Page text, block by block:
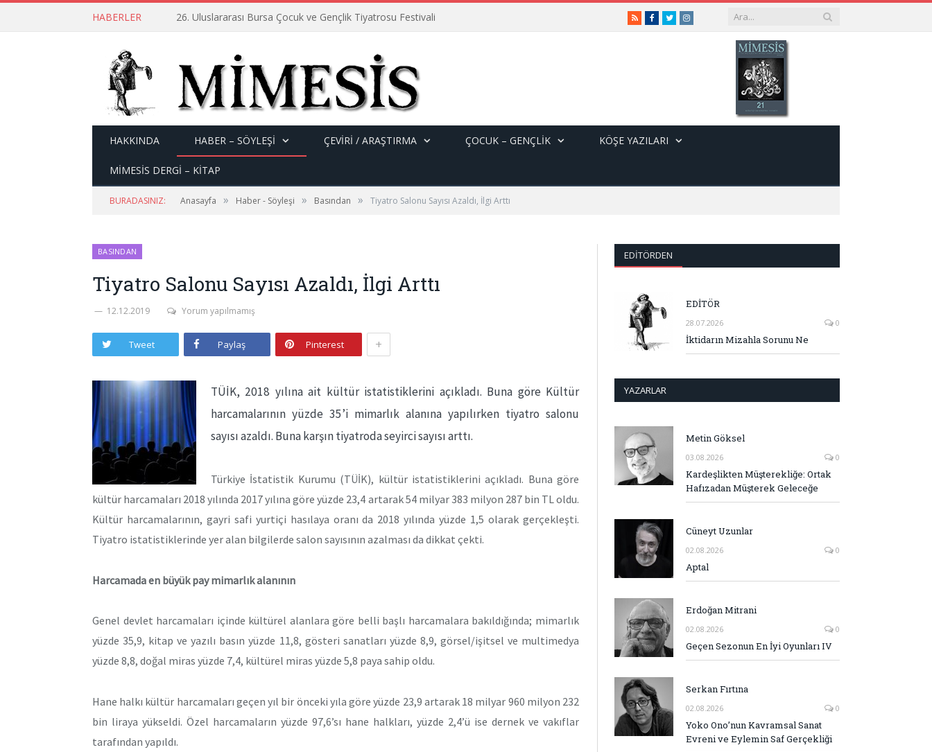
HABERLER 26. Uluslararası Bursa Çocuk ve Gençlik Tiyatrosu Festivali RSSFacebook
TwitterInstagram
HAKKINDA HABER – SÖYLEŞI ÇEVİRİ / ARAŞTIRMA ÇOCUK – GENÇLIK KÖŞE YAZILARI
MİMESİS DERGİ – KİTAP
BURADASINIZ: Anasayfa » Haber - Söyleşi » Basından » Tiyatro Salonu Sayısı Azaldı, İlgi Arttı
BASINDAN
Tiyatro Salonu Sayısı Azaldı, İlgi Arttı
12.12.2019 Yorum yapılmamış
Tweet Paylaş Pinterest +
TÜİK, 2018 yılına ait kültür istatistiklerini açıkladı. Buna göre Kültür
harcamalarının yüzde 35’i mimarlık alanına yapılırken tiyatro salonu
sayısı azaldı. Buna karşın tiyatroda seyirci sayısı arttı.
Türkiye İstatistik Kurumu (TÜİK), kültür istatistiklerini açıkladı. Buna göre
kültür harcamaları 2018 yılında 2017 yılına göre yüzde 23,4 artarak 54 milyar 383 milyon 287 bin TL oldu.
Kültür harcamalarının, gayri safi yurtiçi hasılaya oranı da 2018 yılında yüzde 1,5 olarak gerçekleşti.
Tiyatro istatistiklerinde yer alan bilgilerde salon sayısının azalması da dikkat çekti.
Harcamada en büyük pay mimarlık alanının
Genel devlet harcamaları içinde kültürel alanlara göre belli başlı harcamalara bakıldığında; mimarlık
yüzde 35,9, kitap ve yazılı basın yüzde 11,8, gösteri sanatları yüzde 8,9, görsel/işitsel ve multimedya
yüzde 8,8, doğal miras yüzde 7,4, kültürel miras yüzde 5,8 paya sahip oldu.
Hane halkı kültür harcamaları geçen yıl bir önceki yıla göre yüzde 23,9 artarak 18 milyar 960 milyon 232
bin liraya yükseldi. Özel harcamaların yüzde 97,6’sı hane halkları, yüzde 2,4’ü ise dernek ve vakıflar
tarafından yapıldı.
EDITÖRDEN
EDİTÖR
28.07.2026 0
İktidarın Mizahla Sorunu Ne
YAZARLAR
Metin Göksel
03.08.2026 0
Kardeşlikten Müşterekliğe: Ortak
Hafızadan Müşterek Geleceğe
Cüneyt Uzunlar
02.08.2026 0
Aptal
Erdoğan Mitrani
02.08.2026 0
Geçen Sezonun En İyi Oyunları IV
Serkan Fırtına
02.08.2026 0
Yoko Ono’nun Kavramsal Sanat
Evreni ve Eylemin Saf Gerçekliği